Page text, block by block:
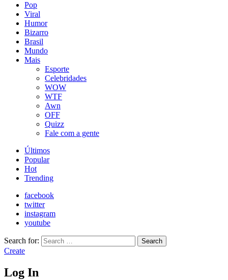
Pop
Viral
Humor
Bizarro
Brasil
Mundo
Mais
Esporte
Celebridades
WOW
WTF
Awn
OFF
Quizz
Fale com a gente
Últimos
Popular
Hot
Trending
facebook
twitter
instagram
youtube
Search for: Search
Create
Log In